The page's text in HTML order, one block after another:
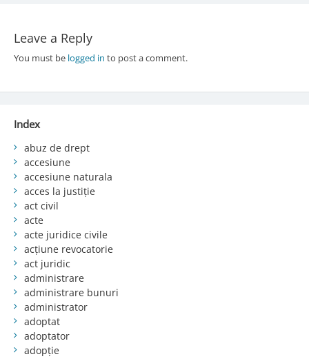
Leave a Reply
You must be logged in to post a comment.
Index
abuz de drept
accesiune
accesiune naturala
acces la justiție
act civil
acte
acte juridice civile
acțiune revocatorie
act juridic
administrare
administrare bunuri
administrator
adoptat
adoptator
adopție